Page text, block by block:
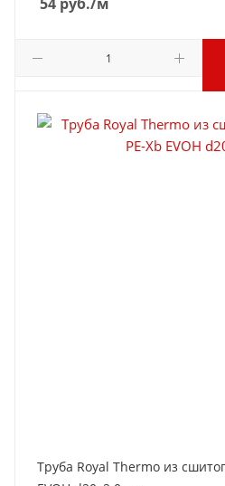
Труба Royal Thermo из